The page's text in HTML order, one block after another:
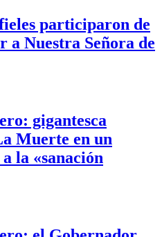
participaron de
a Nuestra Señora de
gigantesca
Muerte en un
la «sanación